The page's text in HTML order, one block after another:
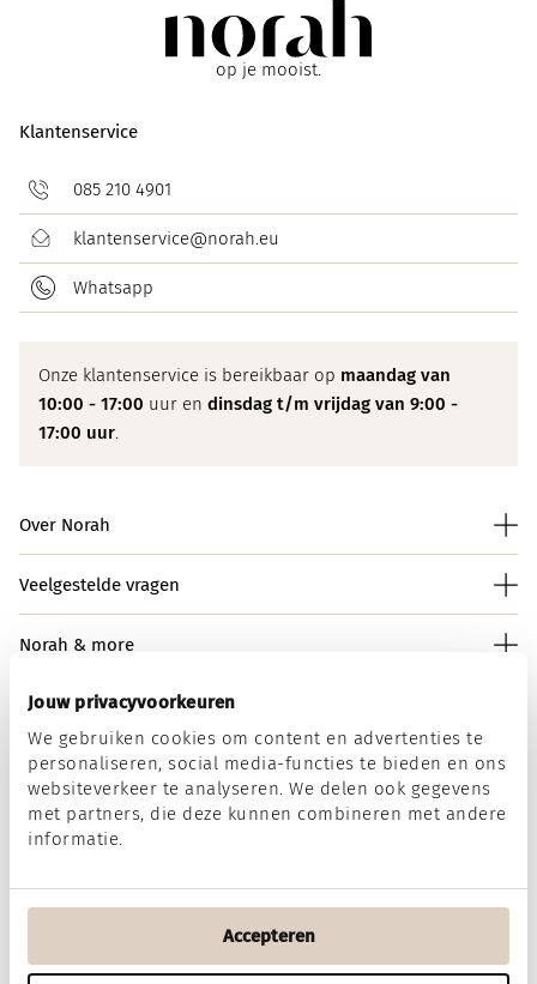
Jouw privacyvoorkeuren
We gebruiken cookies om content en advertenties te
personaliseren, social media-functies te bieden en ons
websiteverkeer te analyseren. We delen ook gegevens
met partners, die deze kunnen combineren met andere
informatie.
Accepteren
op je mooist.
Klantenservice
085 210 4901
klantenservice@norah.eu
Whatsapp
Onze klantenservice is bereikbaar op maandag van
10:00 - 17:00 uur en dinsdag t/m vrijdag van 9:00 -
17:00 uur.
Over Norah
Veelgestelde vragen
Norah & more
Norah op social media